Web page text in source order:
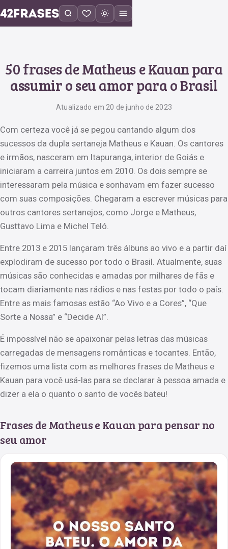
50 frases de Matheus e Kauan para
assumir o seu amor para o Brasil
Atualizado em 20 de junho de 2023
Com certeza você já se pegou cantando algum dos
sucessos da dupla sertaneja Matheus e Kauan. Os cantores
e irmãos, nasceram em Itapuranga, interior de Goiás e
iniciaram a carreira juntos em 2010. Os dois sempre se
interessaram pela música e sonhavam em fazer sucesso
com suas composições. Chegaram a escrever músicas para
outros cantores sertanejos, como Jorge e Matheus,
Gusttavo Lima e Michel Teló.
Entre 2013 e 2015 lançaram três álbuns ao vivo e a partir daí
explodiram de sucesso por todo o Brasil. Atualmente, suas
músicas são conhecidas e amadas por milhares de fãs e
tocam diariamente nas rádios e nas festas por todo o país.
Entre as mais famosas estão “Ao Vivo e a Cores”, “Que
Sorte a Nossa” e “Decide Aí”.
É impossível não se apaixonar pelas letras das músicas
carregadas de mensagens românticas e tocantes. Então,
fizemos uma lista com as melhores frases de Matheus e
Kauan para você usá-las para se declarar à pessoa amada e
dizer a ela o quanto o santo de vocês bateu!
Frases de Matheus e Kauan para pensar no
seu amor